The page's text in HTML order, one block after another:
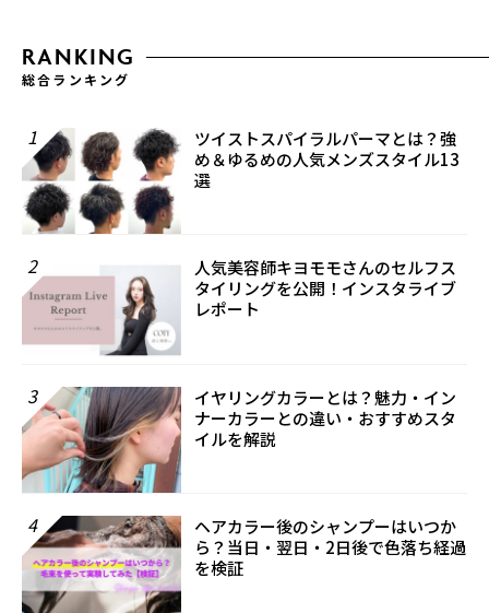
RANKING
総合ランキング
1
ツイストスパイラルパーマとは？強
め＆ゆるめの人気メンズスタイル13
選
2
人気美容師キヨモモさんのセルフス
タイリングを公開！インスタライブ
レポート
3
イヤリングカラーとは？魅力・イン
ナーカラーとの違い・おすすめスタ
イルを解説
4
ヘアカラー後のシャンプーはいつか
ら？当日・翌日・2日後で色落ち経過
を検証